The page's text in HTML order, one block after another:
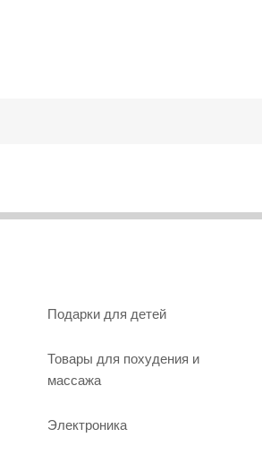
Подарки для детей
Товары для похудения и
массажа
Электроника